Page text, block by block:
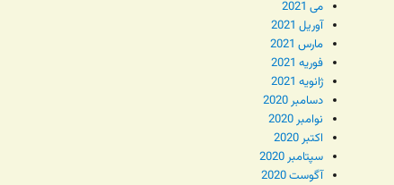
می 2021
آوریل 2021
مارس 2021
فوریه 2021
ژانویه 2021
دسامبر 2020
نوامبر 2020
اکتبر 2020
سپتامبر 2020
آگوست 2020